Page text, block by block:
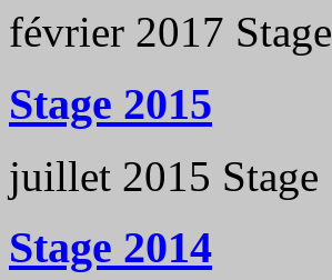
février 2017 Stage
Stage 2015
juillet 2015 Stage
Stage 2014